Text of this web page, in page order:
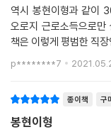
개인연금은 만 55세 장
연말 한꺼번에 이체해도
최대 66만원 돌려받는
절세효과 극대화를 위해
연금은 장기투자, 수수
당신의 전 재산을 한 국
장기투자는 개인이 유리
역시 봉현이형과 같이
오로지 근로소득으로
책은 이렇게 평범한 직
에 대해 친한 친구가 "
느껴졌습니다. 저도
p********7
종이책 구
봉현이형